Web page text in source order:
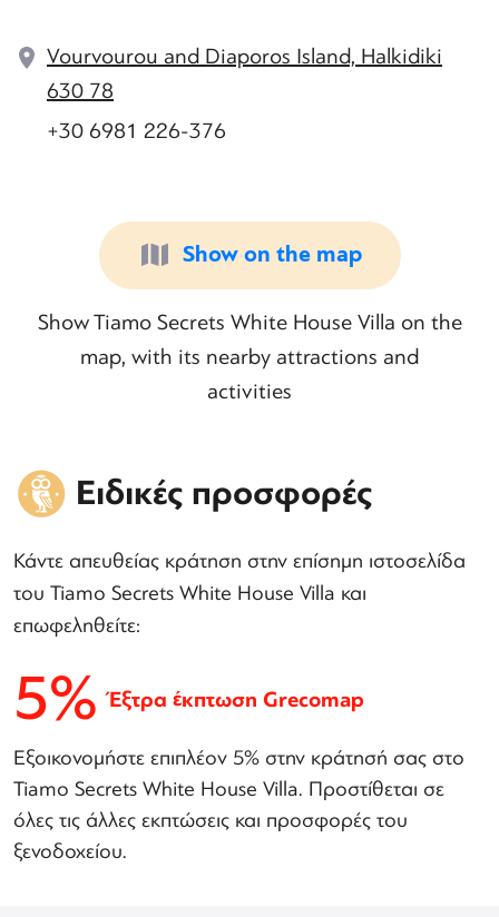
Vourvourou and Diaporos Island, Halkidiki
630 78
+30 6981 226-376
Show on the map
Show Tiamo Secrets White House Villa on the
map, with its nearby attractions and
activities
Ειδικές προσφορές
Κάντε απευθείας κράτηση στην επίσημη ιστοσελίδα
του Tiamo Secrets White House Villa και
επωφεληθείτε:
5% Έξτρα έκπτωση Grecomap
Εξοικονομήστε επιπλέον 5% στην κράτησή σας στο
Tiamo Secrets White House Villa. Προστίθεται σε
όλες τις άλλες εκπτώσεις και προσφορές του
ξενοδοχείου.